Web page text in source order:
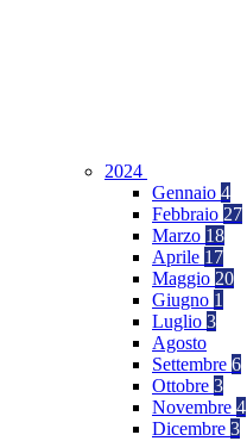
2024
Gennaio 4
Febbraio 27
Marzo 18
Aprile 17
Maggio 20
Giugno 1
Luglio 3
Agosto
Settembre 6
Ottobre 3
Novembre 4
Dicembre 3